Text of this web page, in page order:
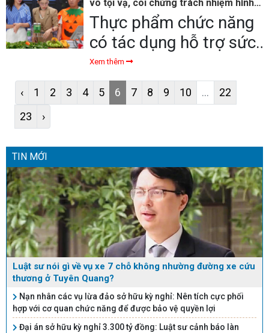
nhẫn đến thế.
lồ; đồng thời xác định
số tiền đưa và nhận hối
lộ trong vụ án lên đến
toàn bộ số tiền và tài
vô tội vạ, coi chừng trách nhiệm hình
sự
Thực phẩm chức năng
có tác dụng hỗ trợ sức
khỏe, nhưng không ít
doanh nghiệp và cá
nhân đã thổi phồng
sai sự thật để lừa dối
hành vi quảng cáo sai
lệch này không chỉ bị
xử phạt hành chính mà
còn có thể bị truy cứu
trách nhiệm hình sự.
Xem thêm
‹ 1 2 3 4 5 6 7 8 9 10 ...
22
23
›
TIN MỚI
Luật sư nói gì về vụ xe 7 chỗ không nhường đường xe cứu
thương ở Tuyên Quang?
Nạn nhân các vụ lừa đảo sở hữu kỳ nghỉ: Nên tích cực phối
hợp với cơ quan chức năng để được bảo vệ quyền lợi
Đại án sở hữu kỳ nghỉ 3.300 tỷ đồng: Luật sư cảnh báo làn